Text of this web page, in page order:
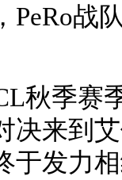
PeRo战
秋季赛
决来到
于发力